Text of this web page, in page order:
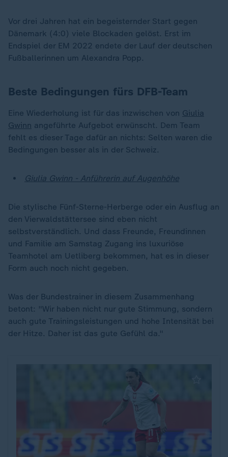
Vor drei Jahren hat ein begeisternder Start gegen
Dänemark (4:0) viele Blockaden gelöst. Erst im
Endspiel der EM 2022 endete der Lauf der deutschen
Fußballerinnen um Alexandra Popp.
Beste Bedingungen fürs DFB-Team
Eine Wiederholung ist für das inzwischen von Giulia
Gwinn angeführte Aufgebot erwünscht. Dem Team
fehlt es dieser Tage dafür an nichts: Selten waren die
Bedingungen besser als in der Schweiz.
Giulia Gwinn - Anführerin auf Augenhöhe
Die stylische Fünf-Sterne-Herberge oder ein Ausflug an
den Vierwaldstättersee sind eben nicht
selbstverständlich. Und dass Freunde, Freundinnen
und Familie am Samstag Zugang ins luxuriöse
Teamhotel am Uetliberg bekommen, hat es in dieser
Form auch noch nicht gegeben.
Was der Bundestrainer in diesem Zusammenhang
betont: "Wir haben nicht nur gute Stimmung, sondern
auch gute Trainingsleistungen und hohe Intensität bei
der Hitze. Daher ist das gute Gefühl da."